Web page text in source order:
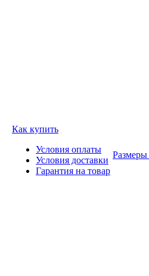
Как купить
Условия оплаты
Условия доставки
Гарантия на товар
Размеры